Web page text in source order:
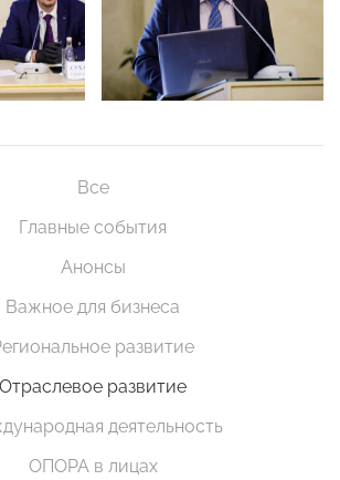
Все
Главные события
Анонсы
Важное для бизнеса
развитие
Отраслевое развитие
деятельность
ОПОРА в лицах